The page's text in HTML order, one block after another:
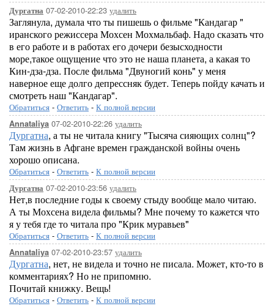
Дургатна 07-02-2010-22:23 удалить
Заглянула, думала что ты пишешь о фильме "Кандагар "
иранского режиссера Мохсен Мохмальбаф. Надо сказать что
в его работе и в работах его дочери безысходности
море,такое ощущение что это не наша планета, а какая то
Кин-дза-дза. После фильма "Двуногий конь" у меня
наверное еще долго депрессняк будет. Теперь пойду качать и
смотреть наш "Кандагар".
Обратиться - Ответить - К полной версии
Annataliya 07-02-2010-22:26 удалить
Дургатна, а ты не читала книгу "Тысяча сияющих солнц"?
Там жизнь в Афгане времен гражданской войны очень
хорошо описана.
Обратиться - Ответить - К полной версии
Дургатна 07-02-2010-23:56 удалить
Нет,в последние годы к своему стыду вообще мало читаю.
А ты Мохсена видела фильмы? Мне почему то кажется что
я у тебя где то читала про "Крик муравьев"
Обратиться - Ответить - К полной версии
Annataliya 07-02-2010-23:57 удалить
Дургатна, нет, не видела и точно не писала. Может, кто-то в
комментариях? Но не припомню.
Почитай книжку. Вещь!
Обратиться - Ответить - К полной версии